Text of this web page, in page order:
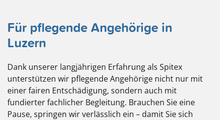
Für pflegende Angehörige in
Luzern
Dank unserer langjährigen Erfahrung als Spitex
unterstützen wir pflegende Angehörige nicht nur mit
einer fairen Entschädigung, sondern auch mit
fundierter fachlicher Begleitung. Brauchen Sie eine
Pause, springen wir verlässlich ein – damit Sie sich